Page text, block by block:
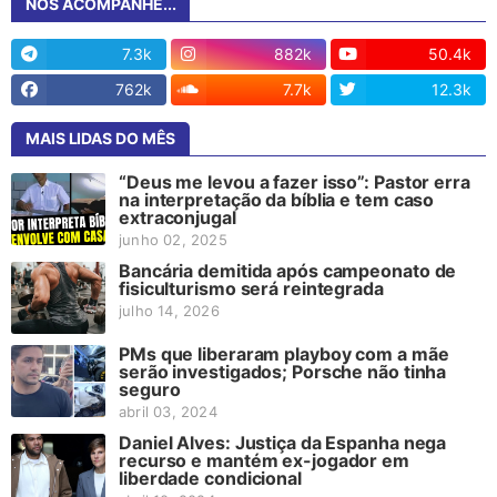
NOS ACOMPANHE...
7.3k 882k
50.4k
762k
7.7k 12.3k
MAIS LIDAS DO MÊS
“Deus me levou a fazer isso”: Pastor erra
na interpretação da bíblia e tem caso
extraconjugal
junho 02, 2025
Bancária demitida após campeonato de
fisiculturismo será reintegrada
julho 14, 2026
PMs que liberaram playboy com a mãe
serão investigados; Porsche não tinha
seguro
abril 03, 2024
Daniel Alves: Justiça da Espanha nega
recurso e mantém ex-jogador em
liberdade condicional